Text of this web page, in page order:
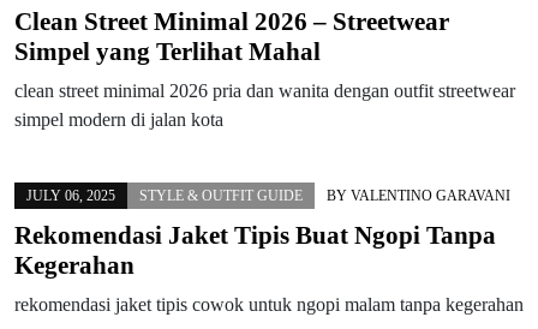
Clean Street Minimal 2026 – Streetwear
Simpel yang Terlihat Mahal
clean street minimal 2026 pria dan wanita dengan outfit streetwear
simpel modern di jalan kota
JULY 06, 2025 STYLE & OUTFIT GUIDE BY VALENTINO GARAVANI
Rekomendasi Jaket Tipis Buat Ngopi Tanpa
Kegerahan
rekomendasi jaket tipis cowok untuk ngopi malam tanpa kegerahan